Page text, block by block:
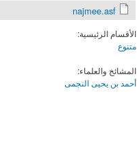
najmee.asf
الأقسام الرئيسية:
متنوع
المشائخ والعلماء:
أحمد بن يحيى النجمى